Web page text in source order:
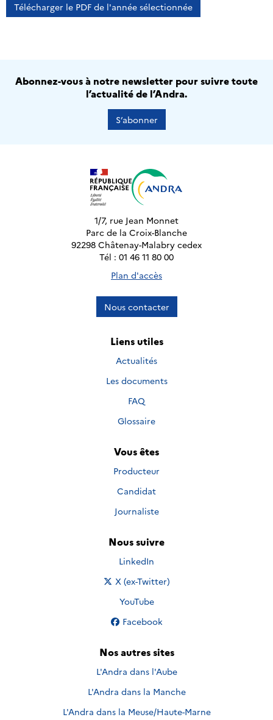
Télécharger le PDF de l'année sélectionnée
Abonnez-vous à notre newsletter pour suivre toute
l’actualité de l’Andra.
S’abonner
1/7, rue Jean Monnet
Parc de la Croix-Blanche
92298 Châtenay-Malabry cedex
Tél : 01 46 11 80 00
Plan d'accès
Nous contacter
Liens utiles
Actualités
Les documents
FAQ
Glossaire
Vous êtes
Producteur
Candidat
Journaliste
Nous suivre
Nous suivre sur
LinkedIn
Nous suivre sur
X (ex-Twitter)
Nous suivre sur
YouTube
Nous suivre sur
Facebook
Nos autres sites
L'Andra dans l'Aube
L'Andra dans la Manche
L'Andra dans la Meuse/Haute-Marne